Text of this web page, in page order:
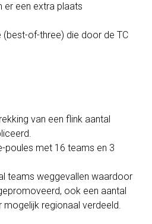
er een extra plaats
of-three) die door de TC
van een flink aantal
poules met 16 teams en 3
teams weggevallen waardoor
ook een aantal
mogelijk regionaal verdeeld.